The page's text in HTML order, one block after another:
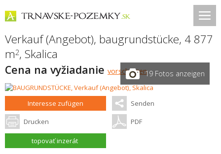
Verkauf (Angebot), baugrundstücke, 4 877
m2, Skalica
Cena na vyžiadanie vorschlagen19 Fotos anzeigen
Interesse zufügen Senden
Drucken PDF
topovať inzerát